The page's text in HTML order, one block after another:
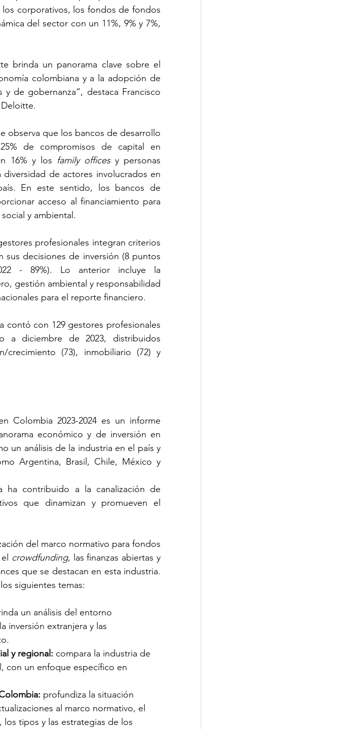
corporativos, los fondos de fondos
del sector con un 11%, 9% y 7%,
brinda un panorama clave sobre el
colombiana y a la adopción de
y de gobernanza”, destaca Francisco
observa que los bancos de desarrollo
de compromisos de capital en
16% y los family offices y personas
de actores involucrados en
En este sentido, los bancos de
acceso al financiamiento para
y ambiental.
profesionales integran criterios
sus decisiones de inversión (8 puntos
- 89%). Lo anterior incluye la
gestión ambiental y responsabilidad
para el reporte financiero.
contó con 129 gestores profesionales
diciembre de 2023, distribuidos
crecimiento (73), inmobiliario (72) y
Colombia 2023-2024 es un informe
económico y de inversión en
un análisis de la industria en el país y
Argentina, Brasil, Chile, México y
ha contribuido a la canalización de
que dinamizan y promueven el
del marco normativo para fondos
crowdfunding, las finanzas abiertas y
que se destacan en esta industria.
siguientes temas:
un análisis del entorno
inversión extranjera y las
y regional: compara la industria de
con un enfoque específico en
profundiza la situación
al marco normativo, el
tipos y las estrategias de los